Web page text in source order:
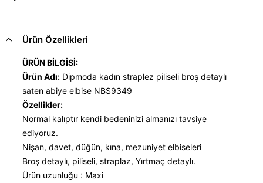
Ürün Özellikleri
ÜRÜN BİLGİSİ:
Ürün Adı: Dipmoda kadın straplez piliseli broş detaylı
saten abiye elbise NBS9349
Özellikler:
Normal kalıptır kendi bedeninizi almanızı tavsiye
ediyoruz.
Nişan, davet, düğün, kına, mezuniyet elbiseleri
Broş detaylı, piliseli, straplaz, Yırtmaç detaylı.
Ürün uzunluğu : Maxi